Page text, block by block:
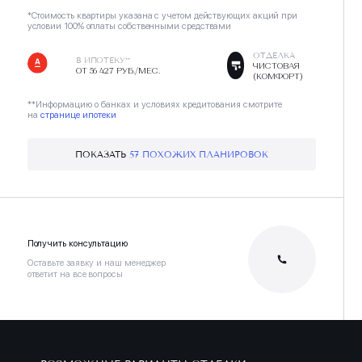
*Стоимость квартиры указана с учетом действующих акций при
условии 100% оплаты собственными средствами
В ИПОТЕКУ**
ОТ 56 427 РУБ./МЕС.
ОТДЕЛКА
ЧИСТОВАЯ
(КОМФОРТ)
**Информацию о банках и условиях кредитования смотрите
на странице ипотеки
ПОКАЗАТЬ 57 ПОХОЖИХ ПЛАНИРОВОК
Получить консультацию
Оставьте заявку и наш менеджер
ответит на все вопросы